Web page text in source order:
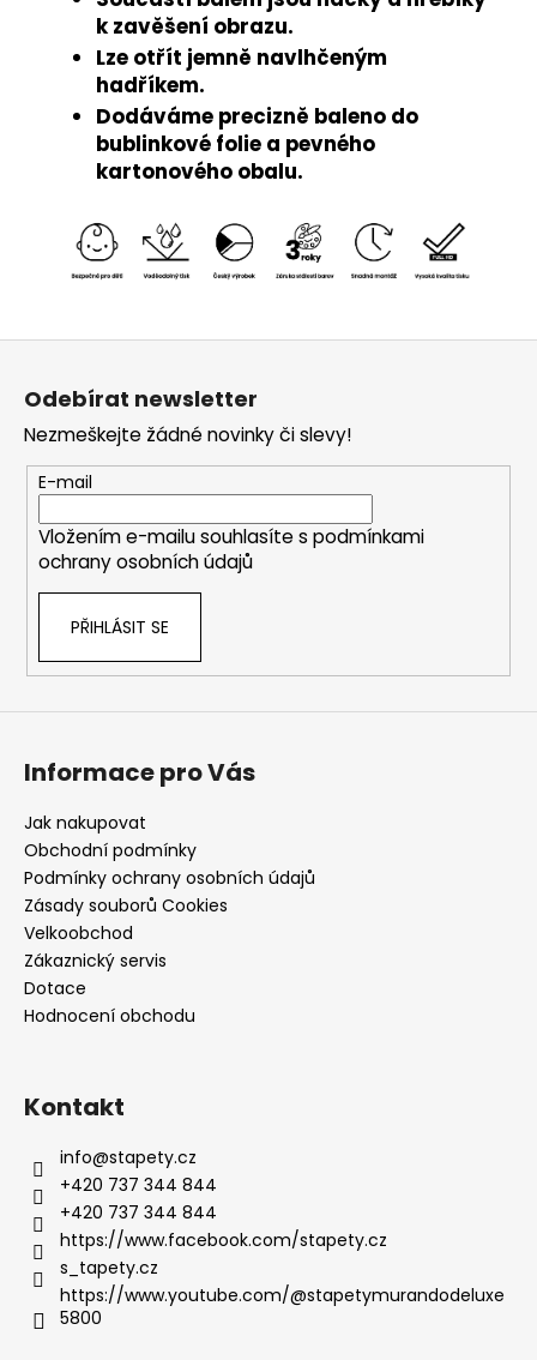
k zavěšení obrazu.
Lze otřít jemně navlhčeným
hadříkem.
Dodáváme precizně baleno do
bublinkové folie a pevného
kartonového obalu.
Z
Odebírat newsletter
Nezmeškejte žádné novinky či slevy!
E-mail
Vložením e-mailu souhlasíte s podmínkami
ochrany osobních údajů
PŘIHLÁSIT SE
Informace pro Vás
Jak nakupovat
Obchodní podmínky
Podmínky ochrany osobních údajů
Zásady souborů Cookies
Velkoobchod
Zákaznický servis
Dotace
Hodnocení obchodu
Kontakt
info@stapety.cz
+420 737 344 844
+420 737 344 844
https://www.facebook.com/stapety.cz
s_tapety.cz
https://www.youtube.com/@stapetymurandodeluxe
5800